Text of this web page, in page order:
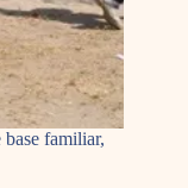
familiar,